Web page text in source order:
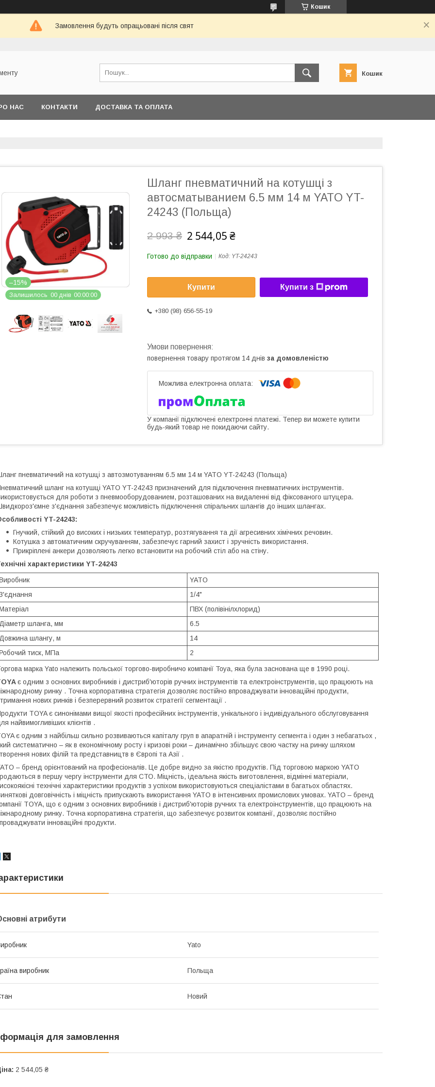
Кошик
Замовлення будуть опрацьовані після свят
Кошик
НАС КОНТАКТИ ДОСТАВКА ТА ОПЛАТА
–15%
Залишилось 00 днів 00 00 00
Шланг пневматичний на котушці з
автосматыванием 6.5 мм 14 м YATO YT-
24243 (Польща)
2 993 ₴ 2 544,05 ₴
Готово до відправки Код: YT-24243
Купити Купити з
+380 (98) 656-55-19
повернення товару протягом 14 днів за домовленістю
У компанії підключені електронні платежі. Тепер ви можете купити
будь-який товар не покидаючи сайту.
пневматичний на котушці з автозмотуванням 6.5 мм 14 м YATO YT-24243 (Польща)
шланг на котушці YATO YT-24243 призначений для підключення пневматичних інструментів.
для роботи з пневмооборудованием, розташованих на видаленні від фіксованого штуцера.
з'єднання забезпечує можливість підключення спіральних шлангів до інших шлангах.
YT-24243:
Гнучкий, стійкий до високих і низьких температур, розтягування та дії агресивних хімічних речовин.
Котушка з автоматичним скручуванням, забезпечує гарний захист і зручність використання.
Прикріплені анкери дозволяють легко встановити на робочий стіл або на стіну.
характеристики YT-24243
YATO
1/4"
ПВХ (полівінілхлорид)
Діаметр шланга, мм
6.5
Довжина шлангу, м
14
тиск, МПа
2
марка Yato належить польської торгово-виробничо компанії Toya, яка була заснована ще в 1990 році.
є одним з основних виробників і дистриб'юторів ручних інструментів та електроінструментів, що працюють на
ринку . Точна корпоративна стратегія дозволяє постійно впроваджувати інноваційні продукти,
нових ринків і безперервний розвиток стратегії сегментації .
TOYA є синонімами вищої якості професійних інструментів, унікального і індивідуального обслуговування
найвимогливіших клієнтів .
є одним з найбільш сильно розвиваються капіталу груп в апаратній і інструменту сегмента і один з небагатьох ,
систематично – як в економічному росту і кризові роки – динамічно збільшує свою частку на ринку шляхом
нових філій та представництв в Європі та Азії .
– бренд орієнтований на професіоналів. Це добре видно за якістю продуктів. Під торговою маркою YATO
в першу чергу інструменти для СТО. Міцність, ідеальна якість виготовлення, відмінні матеріали,
технічні характеристики продуктів з успіхом використовуються спеціалістами в багатьох областях.
довговічність і міцність припускають використання YATO в інтенсивних промислових умовах. YATO – бренд
TOYA, що є одним з основних виробників і дистриб'юторів ручних та електроінструментів, що працюють на
ринку. Точна корпоративна стратегія, що забезпечує розвиток компанії, дозволяє постійно
інноваційні продукти.
атрибути
Yato
виробник Польща
Новий
для замовлення
2 544,05 ₴